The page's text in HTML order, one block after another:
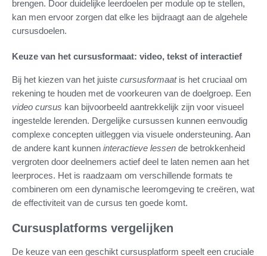
brengen. Door duidelijke leerdoelen per module op te stellen,
kan men ervoor zorgen dat elke les bijdraagt aan de algehele
cursusdoelen.
Keuze van het cursusformaat: video, tekst of interactief
Bij het kiezen van het juiste cursusformaatis het cruciaal om
rekening te houden met de voorkeuren van de doelgroep. Een
video cursus kan bijvoorbeeld aantrekkelijk zijn voor visueel
ingestelde lerenden. Dergelijke cursussen kunnen eenvoudig
complexe concepten uitleggen via visuele ondersteuning. Aan
de andere kant kunnen interactieve lessen de betrokkenheid
vergroten door deelnemers actief deel te laten nemen aan het
leerproces. Het is raadzaam om verschillende formats te
combineren om een dynamische leeromgeving te creëren, wat
de effectiviteit van de cursus ten goede komt.
Cursusplatforms vergelijken
De keuze van een geschikt cursusplatform speelt een cruciale